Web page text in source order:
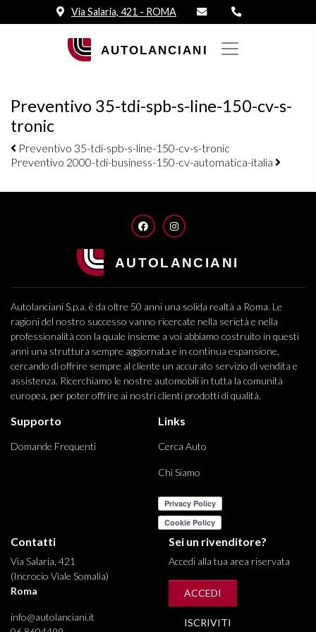
Via Salaria, 421 - ROMA
Preventivo 35-tdi-spb-s-line-150-cv-s-
tronic
Navigazione elementi
Preventivo 35-tdi-spb-s-line-150-cv-s-tronic
Preventivo 2000-tdi-business-150-cv-automatica-italia
FACEBOOKINSTAGRAM
Autolanciani S.p.a. è da oltre 50 anni una solida realtà a Roma. Le
ragioni del nostro successo vanno ricercate nella serietà e nella
professionalità con la quale insieme a voi abbiamo costruito in questi
anni una struttura sempre aggiornata e in continua espansione,
cercando di offrire sempre al cliente un accurato servizio di vendita e
assistenza. Ricerchiamo le nostre automobili in tutta la comunità
europea, per poter offrire ai nostri clienti prodotti di qualità.
Supporto
Domande Frequenti
Links
Cerca Auto
Chi Siamo
Contatti
Via Salaria, 421
(Incrocio Viale Somalia)
Roma
info@autolanciani.it
Sei un rivenditore?
Accedi alla tua area riservata
ACCEDI
ISCRIVITI